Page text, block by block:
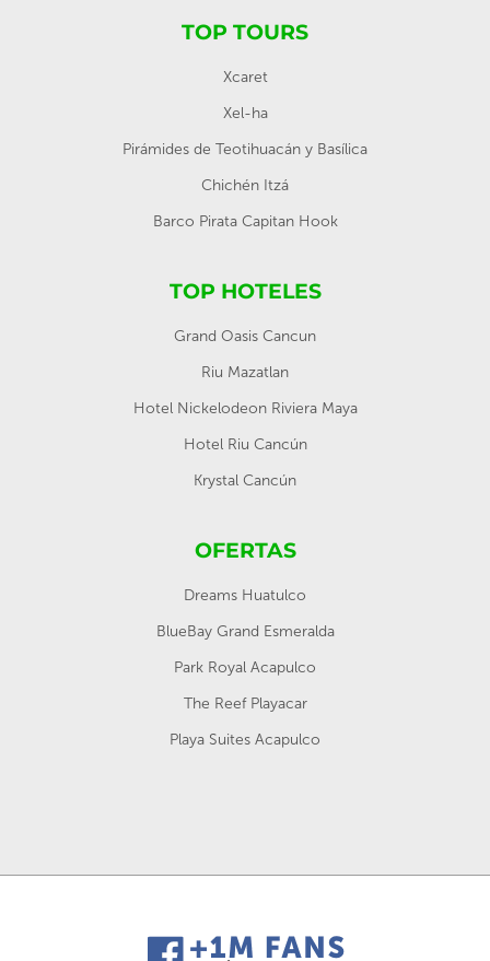
TOP TOURS
Xcaret
Xel-ha
Pirámides de Teotihuacán y Basílica
Chichén Itzá
Barco Pirata Capitan Hook
TOP HOTELES
Grand Oasis Cancun
Riu Mazatlan
Hotel Nickelodeon Riviera Maya
Hotel Riu Cancún
Krystal Cancún
OFERTAS
Dreams Huatulco
BlueBay Grand Esmeralda
Park Royal Acapulco
The Reef Playacar
Playa Suites Acapulco